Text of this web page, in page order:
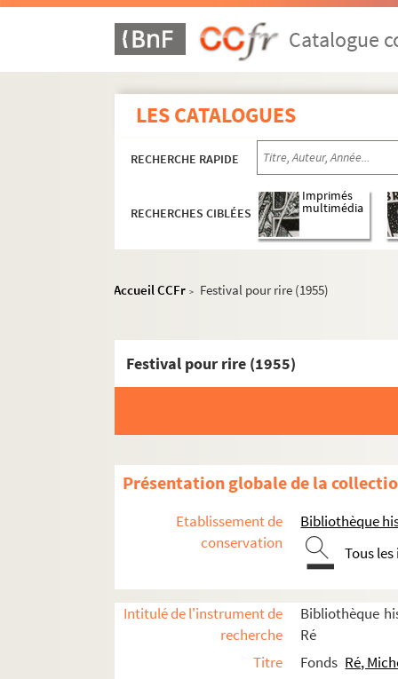
Catalogue
LES CATALOGUES
RECHERCHE RAPIDE
RECHERCHES CIBLÉES
Imprimés
multimédia
Accueil CCFr > Festival pour rire (1955)
Festival pour rire (1955)
Présentation globale de la
Etablissement de
conservation
Bibliothèque
Tous
Intitulé de l'instrument de
recherche
Bibliothèque
Ré
Titre
Fonds Ré,
Théâtre
Producteur, directeur de
Victor ou les enfants au pouvoir
On fait le ménage en enfer (1947)
En famille (1947)
Les Espagnols en Danemark
La tour Eiffel qui tue (1949)
La perle du Colorado (1950)
Lady Cléopâtre (1950)
Adam, Ève et le troisième sexe
L’amour en papier et Le jardin du
Les folies douces (1952)
Actes de grâce (1953)
Nos ancêtres les Gaulois (1953)
Le diable à quatre (1953)